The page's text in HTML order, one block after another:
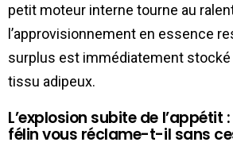
petit moteur interne tourne au
l’approvisionnement en essence
surplus est immédiatement
tissu adipeux.
L’explosion subite de
félin vous réclame-t-il sans